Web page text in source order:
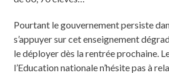
Pourtant le gouvernement persiste
s’appuyer sur cet enseignement
le déployer dès la rentrée prochaine.
l’Education nationale n’hésite pas à